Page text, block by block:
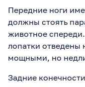
Передние ноги
должны стоять
животное
лопатки
мощными, но
Задние